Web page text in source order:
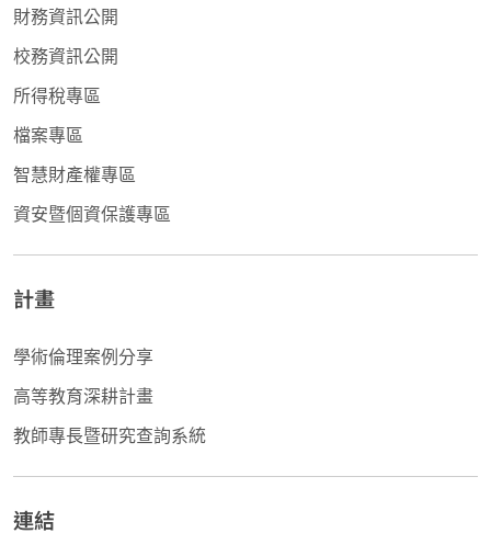
財務資訊公開
校務資訊公開
所得稅專區
檔案專區
智慧財產權專區
資安暨個資保護專區
計畫
學術倫理案例分享
高等教育深耕計畫
教師專長暨研究查詢系統
連結